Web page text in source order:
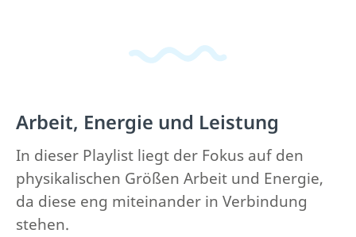
Arbeit, Energie und Leistung
In dieser Playlist liegt der Fokus auf den
physikalischen Größen Arbeit und Energie,
da diese eng miteinander in Verbindung
stehen.